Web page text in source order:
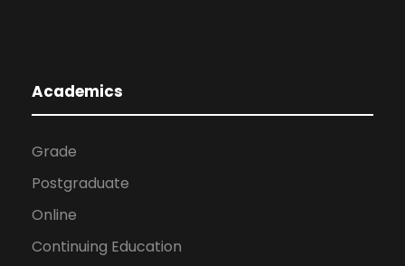
Academics
Grade
Postgraduate
Online
Continuing Education